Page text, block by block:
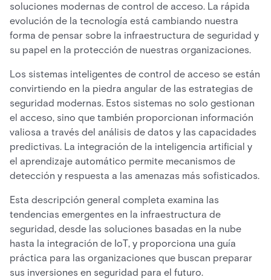
soluciones modernas de control de acceso. La rápida
evolución de la tecnología está cambiando nuestra
forma de pensar sobre la infraestructura de seguridad y
su papel en la protección de nuestras organizaciones.
Los sistemas inteligentes de control de acceso se están
convirtiendo en la piedra angular de las estrategias de
seguridad modernas. Estos sistemas no solo gestionan
el acceso, sino que también proporcionan información
valiosa a través del análisis de datos y las capacidades
predictivas. La integración de la inteligencia artificial y
el aprendizaje automático permite mecanismos de
detección y respuesta a las amenazas más sofisticados.
Esta descripción general completa examina las
tendencias emergentes en la infraestructura de
seguridad, desde las soluciones basadas en la nube
hasta la integración de IoT, y proporciona una guía
práctica para las organizaciones que buscan preparar
sus inversiones en seguridad para el futuro.